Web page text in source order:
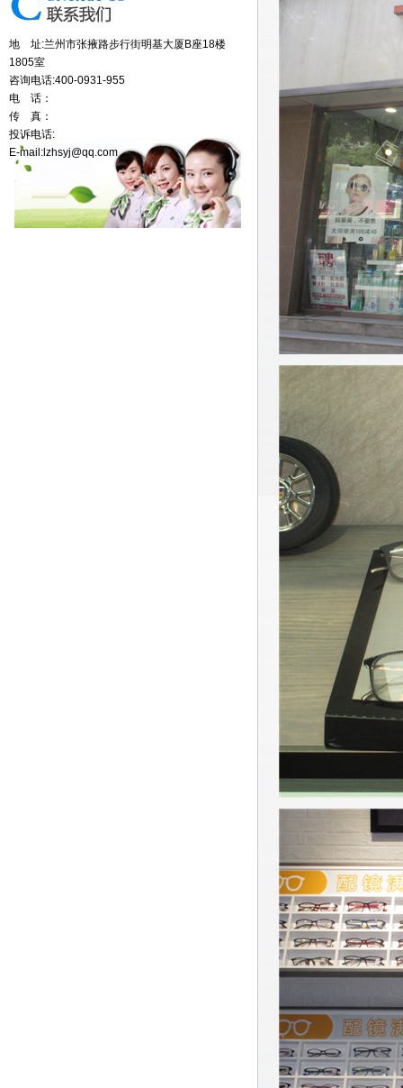
地 址:兰州市张掖路步行街明基大厦B座18楼
1805室
咨询电话:400-0931-955
电 话：
传 真：
投诉电话:
E-mail:lzhsyj@qq.com